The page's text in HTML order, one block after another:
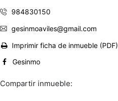
984830150
gesinmoaviles@gmail.com
Imprimir ficha de inmueble (PDF)
Gesinmo
Compartir inmueble: